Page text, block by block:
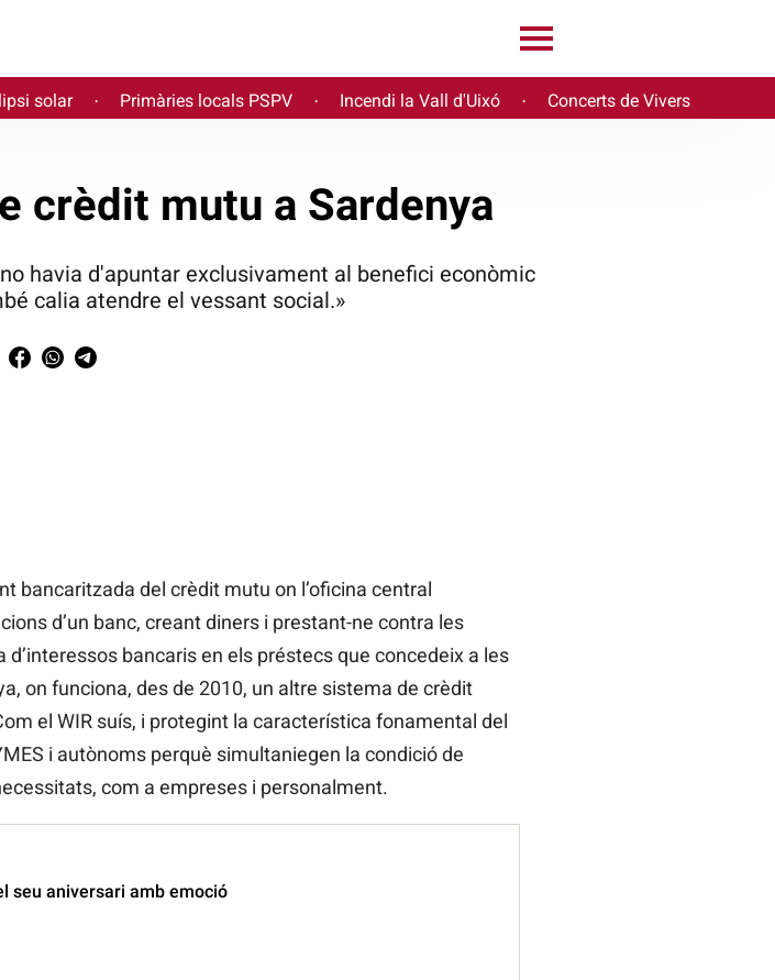
solar · Primàries locals PSPV · Incendi la Vall d'Uixó · Concerts de Vivers
crèdit mutu a Sardenya
havia d'apuntar exclusivament al benefici econòmic
calia atendre el vessant social.»
bancaritzada del crèdit mutu on l’oficina central
d’un banc, creant diners i prestant-ne contra les
bancaris en els préstecs que concedeix a les
on funciona, des de 2010, un altre sistema de crèdit
el WIR suís, i protegint la característica fonamental del
i autònoms perquè simultaniegen la condició de
com a empreses i personalment.
seu aniversari amb emoció